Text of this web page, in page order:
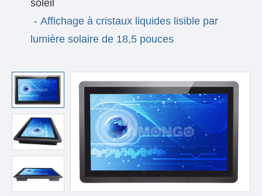
soleil
Affichage à cristaux liquides lisible par
lumière solaire de 18,5 pouces